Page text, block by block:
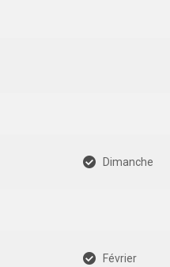
Dimanche
Février